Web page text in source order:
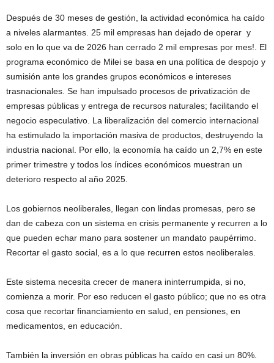
Después de 30 meses de gestión, la actividad económica ha caído
a niveles alarmantes. 25 mil empresas han dejado de operar y
solo en lo que va de 2026 han cerrado 2 mil empresas por mes!. El
programa económico de Milei se basa en una política de despojo y
sumisión ante los grandes grupos económicos e intereses
trasnacionales. Se han impulsado procesos de privatización de
empresas públicas y entrega de recursos naturales; facilitando el
negocio especulativo. La liberalización del comercio internacional
ha estimulado la importación masiva de productos, destruyendo la
industria nacional. Por ello, la economía ha caído un 2,7% en este
primer trimestre y todos los índices económicos muestran un
deterioro respecto al año 2025.
Los gobiernos neoliberales, llegan con lindas promesas, pero se
dan de cabeza con un sistema en crisis permanente y recurren a lo
que pueden echar mano para sostener un mandato paupérrimo.
Recortar el gasto social, es a lo que recurren estos neoliberales.
Este sistema necesita crecer de manera ininterrumpida, si no,
comienza a morir. Por eso reducen el gasto público; que no es otra
cosa que recortar financiamiento en salud, en pensiones, en
medicamentos, en educación.
También la inversión en obras públicas ha caído en casi un 80%.